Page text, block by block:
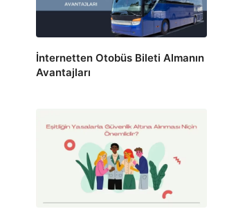
İnternetten Otobüs Bileti Almanın
Avantajları